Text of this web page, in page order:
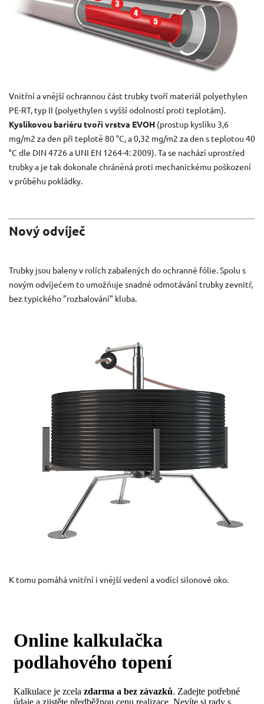
Vnitřní a vnější ochrannou část trubky tvoří materiál polyethylen
PE-RT, typ II (polyethylen s vyšší odolností proti teplotám).
Kyslíkovou bariéru tvoří vrstva EVOH (prostup kyslíku 3,6
mg/m2 za den při teplotě 80 °C, a 0,32 mg/m2 za den s teplotou 40
°C dle DIN 4726 a UNI EN 1264-4: 2009). Ta se nachází uprostřed
trubky a je tak dokonale chráněná proti mechanickému poškození
v průběhu pokládky.
Nový odvíječ
Trubky jsou baleny v rolích zabalených do ochranné fólie. Spolu s
novým odvíječem to umožňuje snadné odmotávání trubky zevnitř,
bez typického "rozbalování" kluba.
K tomu pomáhá vnitřní i vnější vedení a vodící silonové oko.